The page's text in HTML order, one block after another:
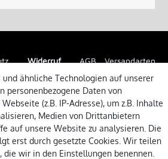
Widerruf AGB Versandarten
Kontakt
inkl. der gesetzl. MwSt.
ähnliche Technologien auf unserer
personenbezogene Daten von
(z.B. IP-Adresse), um z.B. Inhalte
Medien von Drittanbietern
auf unsere Website zu analysieren. Die
erst durch gesetzte Cookies. Wir teilen
wir in den Einstellungen benennen.